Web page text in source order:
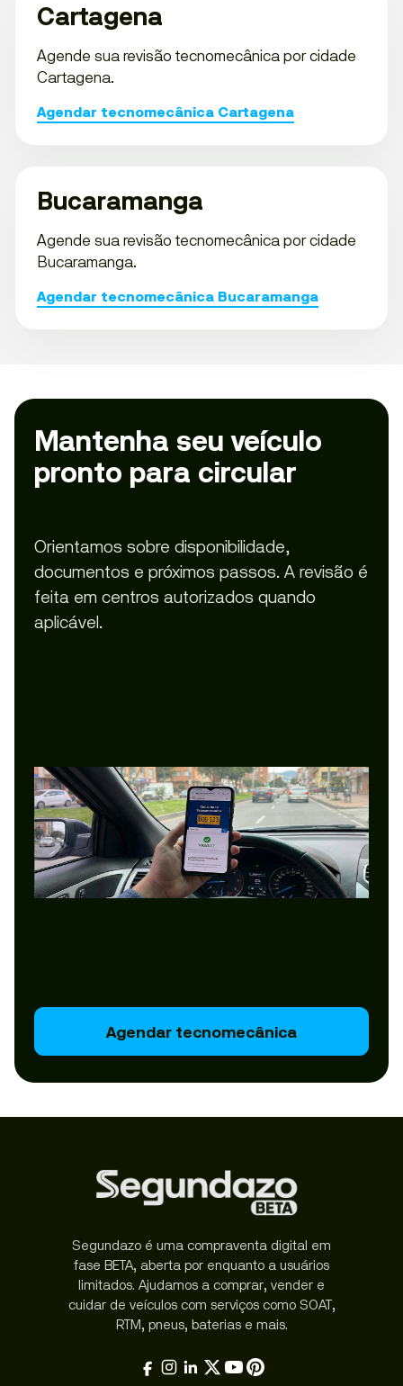
Cartagena
Agende sua revisão tecnomecânica por cidade
Cartagena.
Agendar tecnomecânica Cartagena
Bucaramanga
Agende sua revisão tecnomecânica por cidade
Bucaramanga.
Agendar tecnomecânica Bucaramanga
Mantenha seu veículo
pronto para circular
Orientamos sobre disponibilidade,
documentos e próximos passos. A revisão é
feita em centros autorizados quando
aplicável.
Agendar tecnomecânica
Segundazo é uma compraventa digital em
fase BETA, aberta por enquanto a usuários
limitados. Ajudamos a comprar, vender e
cuidar de veículos com serviços como SOAT,
RTM, pneus, baterias e mais.